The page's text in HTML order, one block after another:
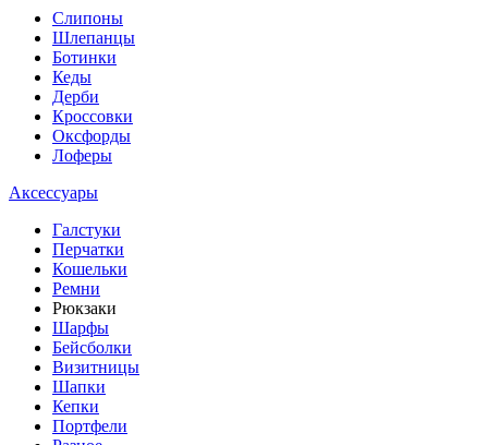
Слипоны
Шлепанцы
Ботинки
Кеды
Дерби
Кроссовки
Оксфорды
Лоферы
Аксессуары
Галстуки
Перчатки
Кошельки
Ремни
Рюкзаки
Шарфы
Бейсболки
Визитницы
Шапки
Кепки
Портфели